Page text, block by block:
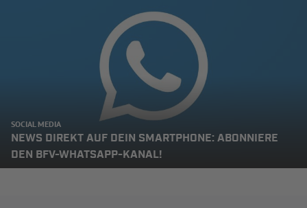
SOCIAL MEDIA
NEWS DIREKT AUF DEIN SMARTPHONE: ABONNIERE
DEN BFV-WHATSAPP-KANAL!